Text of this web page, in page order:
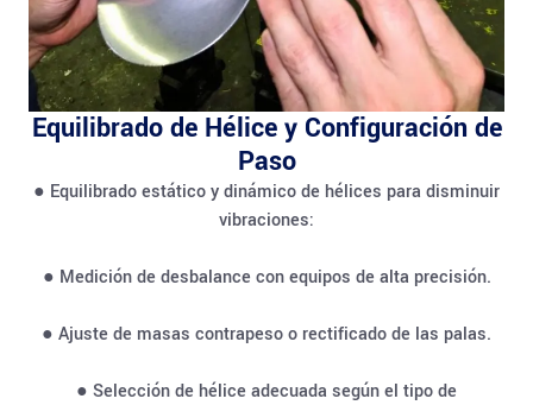
Equilibrado de Hélice y Configuración de
Paso
● Equilibrado estático y dinámico de hélices para disminuir
vibraciones:
● Medición de desbalance con equipos de alta precisión.
● Ajuste de masas contrapeso o rectificado de las palas.
● Selección de hélice adecuada según el tipo de